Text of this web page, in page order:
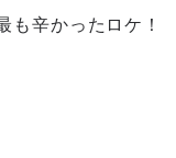
辛かったロケ！